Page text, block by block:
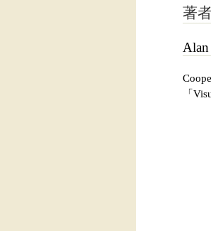
著
「